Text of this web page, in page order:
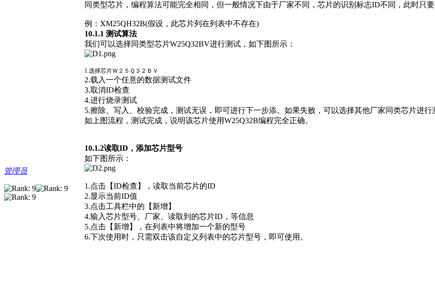
管理员
同类型芯片，编程算法可能完全相同，但一般情况下由于厂家不同，芯片的识别标志ID不同，此时只
例：XM25QH32B(假设，此芯片列在列表中不存在)
10.1.1 测试算法
我们可以选择同类型芯片W25Q32BV进行测试，如下图所示：
1.选择芯片Ｗ２５Ｑ３２ＢＶ
2.载入一个任意的数据测试文件
3.取消ID检查
4.进行烧录测试
5.擦除、写入、校验完成，测试无误，即可进行下一步添。如果失败，可以选择其他厂家同类芯片进行
如上图流程，测试完成，说明该芯片使用W25Q32B编程完全正确。
10.1.2读取ID，添加芯片型号
如下图所示：
1.点击【ID检查】，读取当前芯片的ID
2.显示当前ID值
3.点击工具栏中的【新增】
4.输入芯片型号、厂家、读取到的芯片ID，等信息
5.点击【新增】，在列表中将增加一个新的型号
6.下次使用时，只需双击该自定义列表中的芯片型号，即可使用。